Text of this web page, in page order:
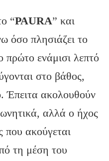
“PAURA” και
όσο πλησιάζει το
πρώτο ενάμισι λεπτό
στο βάθος,
Έπειτα ακολουθούν
αλλά ο ήχος
που ακούγεται
τη μέση του